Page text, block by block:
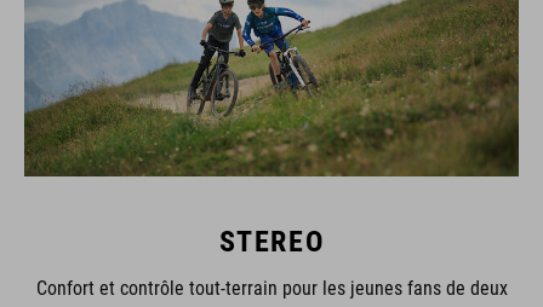
STEREO
Confort et contrôle tout-terrain pour les jeunes fans de deux